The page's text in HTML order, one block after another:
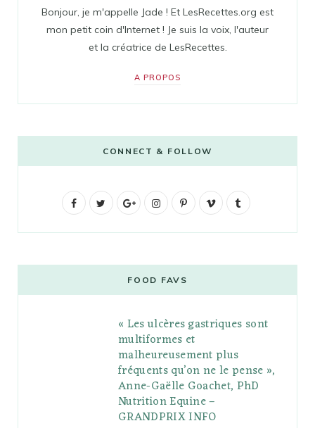
Bonjour, je m'appelle Jade ! Et LesRecettes.org est
mon petit coin d'Internet ! Je suis la voix, l'auteur
et la créatrice de LesRecettes.
A PROPOS
CONNECT & FOLLOW
F
b
t
G
g
l
e
P
l
s
I
t
a
g
r
a
m
P
e
r
e
s
V
o
l
r
FOOD FAVS
« Les ulcères gastriques sont
multiformes et
malheureusement plus
fréquents qu’on ne le pense »,
Anne-Gaëlle Goachet, PhD
Nutrition Equine –
GRANDPRIX INFO